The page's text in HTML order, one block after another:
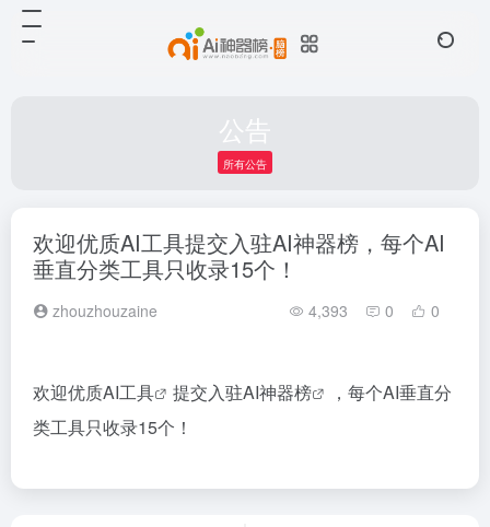
公告
所有公告
欢迎优质AI工具提交入驻AI神器榜，每个AI
垂直分类工具只收录15个！
zhouzhouzaine 4,393 0 0
欢迎优质AI工具 提交入驻AI神器榜
，每个AI垂直分
类工具只收录15个！